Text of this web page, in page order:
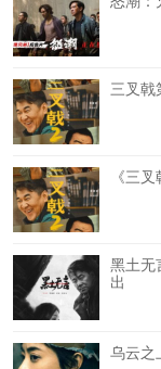
三叉戟
《三
黑土无
出
乌云之